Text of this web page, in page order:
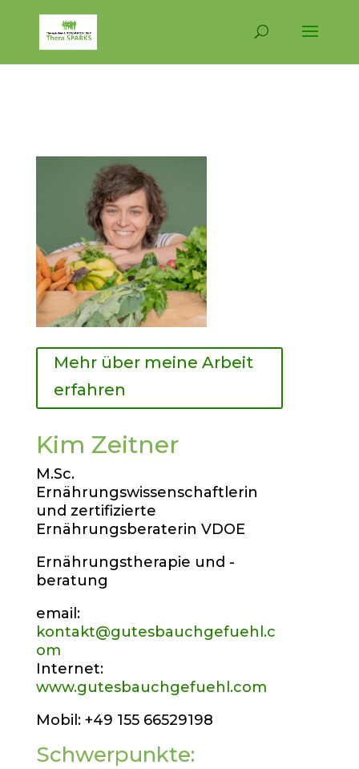
Mehr über meine Arbeit
erfahren
Kim Zeitner
M.Sc.
Ernährungswissenschaftlerin
und zertifizierte
Ernährungsberaterin VDOE
Ernährungstherapie und -
beratung
email:
kontakt@gutesbauchgefuehl.c
om
Internet:
www.gutesbauchgefuehl.com
Mobil: +49 155 66529198
Schwerpunkte: